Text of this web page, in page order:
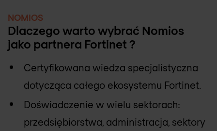
NOMIOS
Dlaczego warto wybrać Nomios
jako partnera Fortinet ?
Certyfikowana wiedza specjalistyczna
dotycząca całego ekosystemu Fortinet.
Doświadczenie w wielu sektorach:
przedsiębiorstwa, administracja, sektory